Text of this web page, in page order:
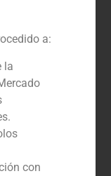
a:
la
con